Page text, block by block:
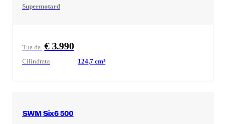
Supermotard
Tua da € 3.990
Cilindrata 124,7 cm³
SWM Six6 500